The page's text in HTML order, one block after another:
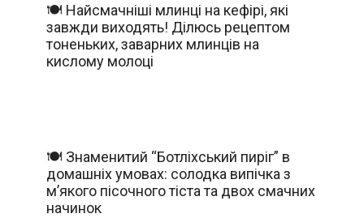
🍽️ Найсмачніші млинці на кефірі, які
завжди виходять! Ділюсь рецептом
тоненьких, заварних млинців на
кислому молоці
🍽️ Знаменитий “Ботліхський пиріг” в
домашніх умовах: солодка випічка з
м’якого пісочного тіста та двох смачних
начинок